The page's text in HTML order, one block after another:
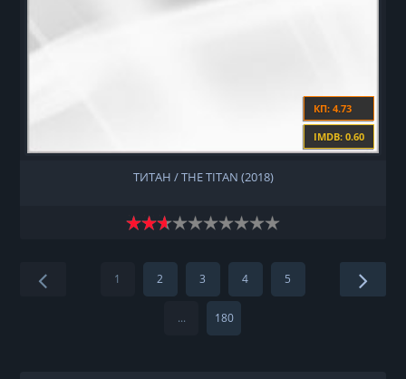
КП: 4.73
IMDB: 0.60
ТИТАН / THE TITAN (2018)
1 2 3 4 5
... 180